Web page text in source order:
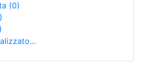
(0)